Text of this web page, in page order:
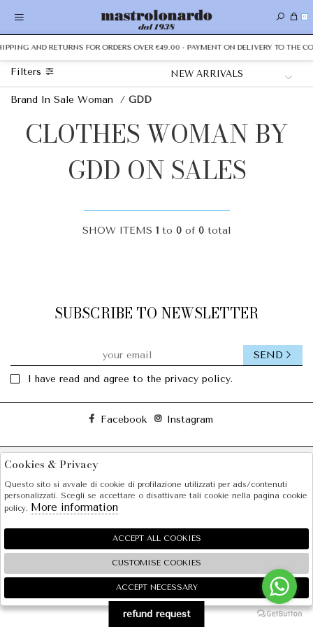
0
AND RETURNS FOR ORDERS OVER €49.00 - PAYMENT ON DELIVERY TO THE
Filters
Brand In Sale Woman / GDD
CLOTHES WOMAN BY
GDD ON SALES
SHOW ITEMS 1 to 0 of 0 total
SUBSCRIBE TO NEWSLETTER
I have read and agree to the privacy policy.
SEND
Facebook Instagram
SHOPPING
gruppo Zucchetti
🍪
refund request
Cookies & Privacy
Questo sito si avvale di cookie di profilazione utilizzati per ads/contenuti
personalizzati. Scegli se accettare o disattivare tali cookie nella pagina cookie
policy. More information
ACCEPT ALL COOKIES
CUSTOMISE COOKIES
ACCEPT NECESSARY